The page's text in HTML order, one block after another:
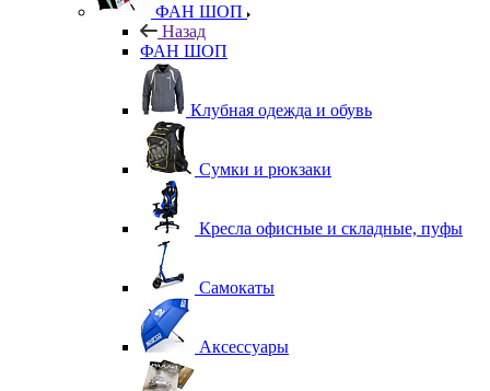
ФАН ШОП
Назад
ФАН ШОП
Клубная одежда и обувь
Сумки и рюкзаки
Кресла офисные и складные, пуфы
Самокаты
Аксессуары